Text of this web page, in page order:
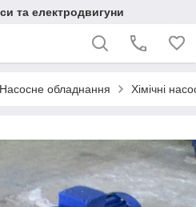
та електродвигуни
Насосне обладнання Хімічні